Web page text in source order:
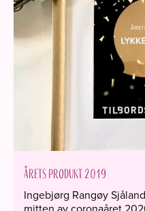
Årets produkt 2019
Ingebjørg Rangøy